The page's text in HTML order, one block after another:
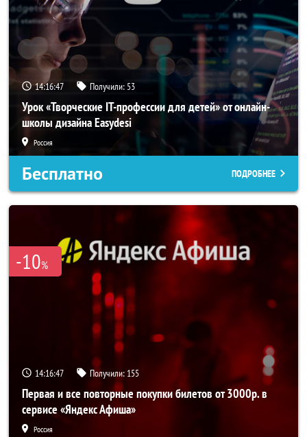
14:16:46 Получили: 53
Урок «Творческие IT-профессии для детей» от онлайн-
школы дизайна Easydesi
Россия
Бесплатно ПОДРОБНЕЕ
-10%
14:16:46 Получили: 155
Первая и все повторные покупки билетов от 3000р. в
сервисе «Яндекс Афиша»
Россия